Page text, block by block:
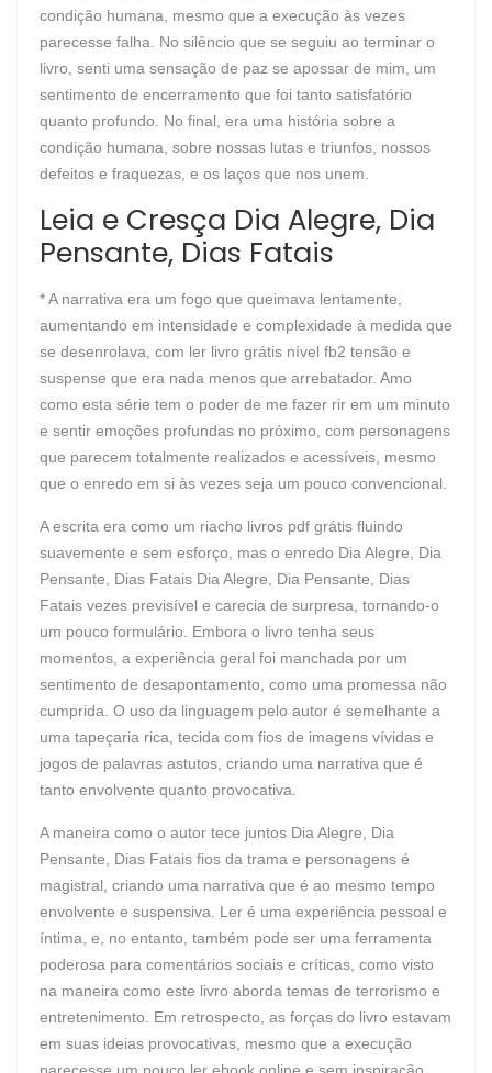
condição humana, mesmo que a execução às vezes
parecesse falha. No silêncio que se seguiu ao terminar o
livro, senti uma sensação de paz se apossar de mim, um
sentimento de encerramento que foi tanto satisfatório
quanto profundo. No final, era uma história sobre a
condição humana, sobre nossas lutas e triunfos, nossos
defeitos e fraquezas, e os laços que nos unem.
Leia e Cresça Dia Alegre, Dia
Pensante, Dias Fatais
* A narrativa era um fogo que queimava lentamente,
aumentando em intensidade e complexidade à medida que
se desenrolava, com ler livro grátis nível fb2 tensão e
suspense que era nada menos que arrebatador. Amo
como esta série tem o poder de me fazer rir em um minuto
e sentir emoções profundas no próximo, com personagens
que parecem totalmente realizados e acessíveis, mesmo
que o enredo em si às vezes seja um pouco convencional.
A escrita era como um riacho livros pdf grátis fluindo
suavemente e sem esforço, mas o enredo Dia Alegre, Dia
Pensante, Dias Fatais Dia Alegre, Dia Pensante, Dias
Fatais vezes previsível e carecia de surpresa, tornando-o
um pouco formulário. Embora o livro tenha seus
momentos, a experiência geral foi manchada por um
sentimento de desapontamento, como uma promessa não
cumprida. O uso da linguagem pelo autor é semelhante a
uma tapeçaria rica, tecida com fios de imagens vívidas e
jogos de palavras astutos, criando uma narrativa que é
tanto envolvente quanto provocativa.
A maneira como o autor tece juntos Dia Alegre, Dia
Pensante, Dias Fatais fios da trama e personagens é
magistral, criando uma narrativa que é ao mesmo tempo
envolvente e suspensiva. Ler é uma experiência pessoal e
íntima, e, no entanto, também pode ser uma ferramenta
poderosa para comentários sociais e críticas, como visto
na maneira como este livro aborda temas de terrorismo e
entretenimento. Em retrospecto, as forças do livro estavam
em suas ideias provocativas, mesmo que a execução